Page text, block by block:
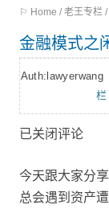
⚐ Home / 老王专栏 /
金融模式之
栏
已关闭评论
今天跟大家分
总会遇到资产